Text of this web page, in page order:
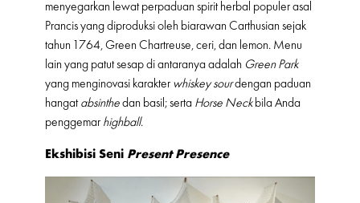
menyegarkan lewat perpaduan spirit herbal populer asal
Prancis yang diproduksi oleh biarawan Carthusian sejak
tahun 1764, Green Chartreuse, ceri, dan lemon. Menu
lain yang patut sesap di antaranya adalah Green Park
yang menginovasi karakter whiskey sourdengan paduan
hangatabsinthedan basil; serta Horse Neckbila Anda
penggemar highball.
Ekshibisi Seni Present Presence